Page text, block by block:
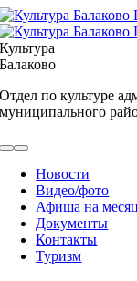
Skip
to
content
Культура
Балаково
Отдел по культуре
муниципального
Toggle
NavigationНовости
Видео/фото
Афиша на месяц
Документы
Контакты
Туризм